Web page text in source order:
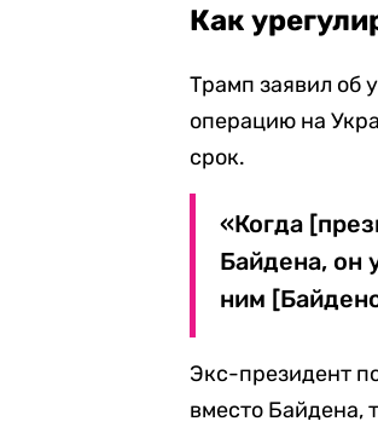
Как
Трамп заявил об
операцию на
срок.
«Когда
Байдена, он
ним
Экс-президент
вместо Байдена,